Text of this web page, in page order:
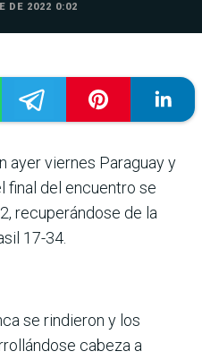
DE 2022 0:02
ayer viernes Paraguay y
final del encuentro se
recu­perándose de la
17-34.
se rindieron y los
cabeza a